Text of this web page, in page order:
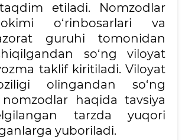
etiladi. Nomzodlar
o‘rinbosarlari va
guruhi tomonidan
so‘ng viloyat
taklif kiritiladi. Viloyat
olingandan so‘ng
haqida tavsiya
tarzda yuqori
yuboriladi.